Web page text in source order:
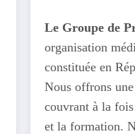
Le Groupe de
organisation
constituée en
Nous offrons
couvrant à la
et la formation.